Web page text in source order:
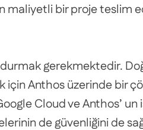
maliyetli bir proje teslim
gerekmektedir.
Anthos üzerinde bir
Cloud ve Anthos’ un
de güvenliğini de